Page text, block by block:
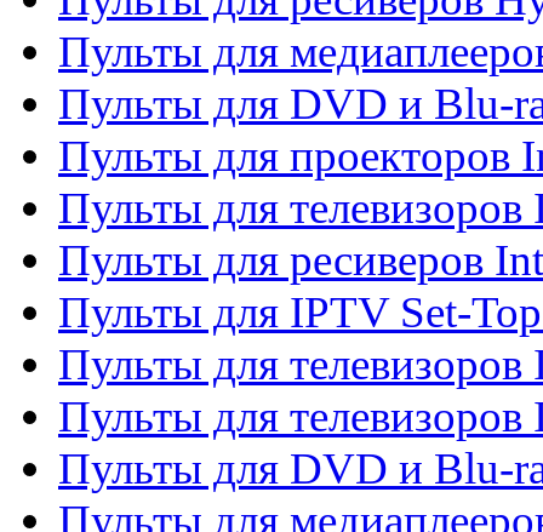
Пульты для
Пульты для DVD и Blu-
Пульты для проекторов
Пульты для
Пульты для ресиверов
Пульты для IPTV Set-
Пульты для телевизоров
Пульты для телевизоров
Пульты для DVD и Blu-
Пульты для